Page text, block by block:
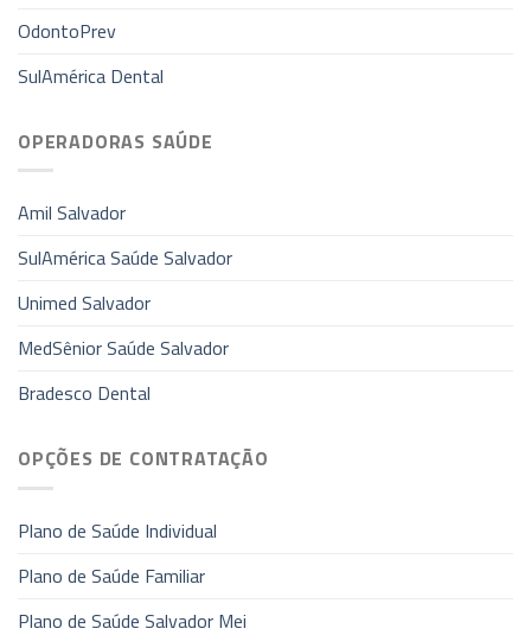
OdontoPrev
SulAmérica Dental
OPERADORAS SAÚDE
Amil Salvador
SulAmérica Saúde Salvador
Unimed Salvador
MedSênior Saúde Salvador
Bradesco Dental
OPÇÕES DE CONTRATAÇÃO
Plano de Saúde Individual
Plano de Saúde Familiar
Plano de Saúde Salvador Mei